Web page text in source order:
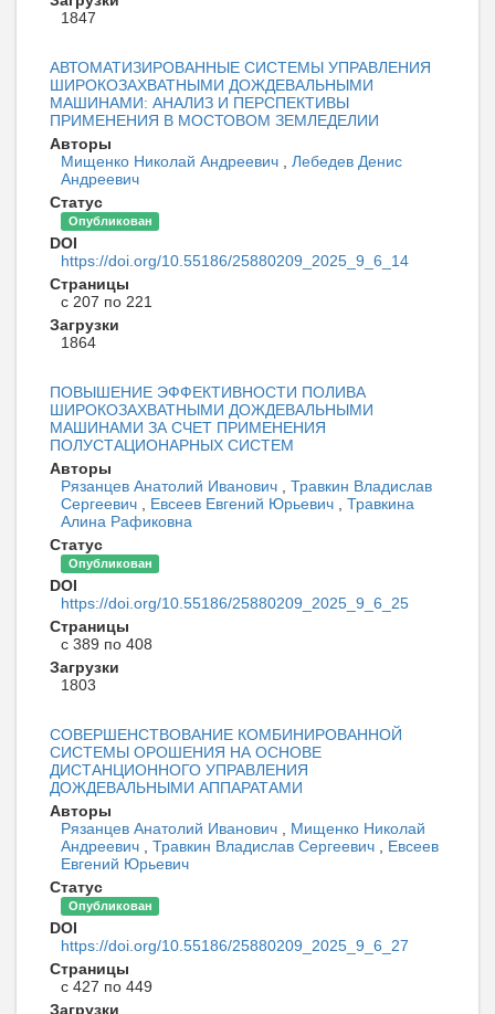
1847
АВТОМАТИЗИРОВАННЫЕ СИСТЕМЫ УПРАВЛЕНИЯ
ШИРОКОЗАХВАТНЫМИ ДОЖДЕВАЛЬНЫМИ
МАШИНАМИ: АНАЛИЗ И ПЕРСПЕКТИВЫ
ПРИМЕНЕНИЯ В МОСТОВОМ ЗЕМЛЕДЕЛИИ
Авторы
Мищенко Николай Андреевич
Лебедев Денис
Андреевич
Статус
Опубликован
DOI
https://doi.org/10.55186/25880209_2025_9_6_14
Страницы
с 207 по 221
Загрузки
1864
ПОВЫШЕНИЕ ЭФФЕКТИВНОСТИ ПОЛИВА
ШИРОКОЗАХВАТНЫМИ ДОЖДЕВАЛЬНЫМИ
МАШИНАМИ ЗА СЧЕТ ПРИМЕНЕНИЯ
ПОЛУСТАЦИОНАРНЫХ СИСТЕМ
Авторы
Рязанцев Анатолий Иванович
Травкин Владислав
Сергеевич
Евсеев Евгений Юрьевич
Травкина
Алина Рафиковна
Статус
Опубликован
DOI
https://doi.org/10.55186/25880209_2025_9_6_25
Страницы
с 389 по 408
Загрузки
1803
СОВЕРШЕНСТВОВАНИЕ КОМБИНИРОВАННОЙ
СИСТЕМЫ ОРОШЕНИЯ НА ОСНОВЕ
ДИСТАНЦИОННОГО УПРАВЛЕНИЯ
ДОЖДЕВАЛЬНЫМИ АППАРАТАМИ
Авторы
Рязанцев Анатолий Иванович
Мищенко Николай
Андреевич
Травкин Владислав Сергеевич
Евсеев
Евгений Юрьевич
Статус
Опубликован
DOI
https://doi.org/10.55186/25880209_2025_9_6_27
Страницы
с 427 по 449
Загрузки